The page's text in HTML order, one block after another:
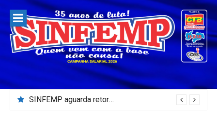
para
conteúdo
SINFEMP aguarda retorno as demandas dos servidores de Patos até dia 13 de agosto